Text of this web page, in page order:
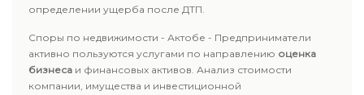
определении ущерба после ДТП.
Споры по недвижимости - Актобе - Предприниматели
активно пользуются услугами по направлению оценка
бизнеса и финансовых активов. Анализ стоимости
компании, имущества и инвестиционной